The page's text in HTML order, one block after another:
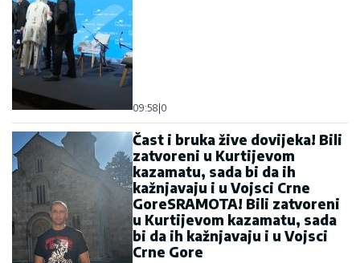
09:58 0
Čast i bruka žive dovijeka! Bili
zatvoreni u Kurtijevom
kazamatu, sada bi da ih
kažnjavaju i u Vojsci Crne
GoreSRAMOTA! Bili zatvoreni
u Kurtijevom kazamatu, sada
bi da ih kažnjavaju i u Vojsci
Crne Gore